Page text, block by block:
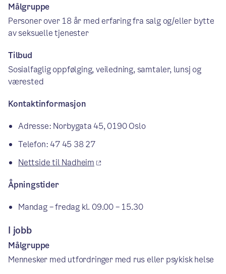
Målgruppe
Personer over 18 år med erfaring fra salg og/eller bytte
av seksuelle tjenester
Tilbud
Sosialfaglig oppfølging, veiledning, samtaler, lunsj og
værested
Kontaktinformasjon
Adresse: Norbygata 45, 0190 Oslo
Telefon: 47 45 38 27
Nettside til Nadheim
Åpningstider
Mandag – fredag kl. 09.00 – 15.30
I jobb
Målgruppe
Mennesker med utfordringer med rus eller psykisk helse